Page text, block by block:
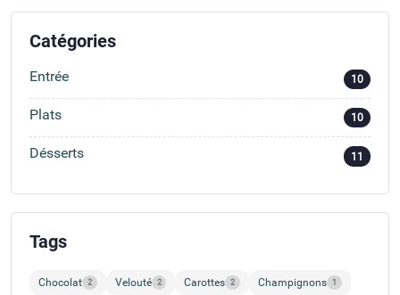
Catégories
Entrée 10
Plats 10
Désserts 11
Tags
Chocolat 2 Velouté 2 Carottes 2 Champignons 1